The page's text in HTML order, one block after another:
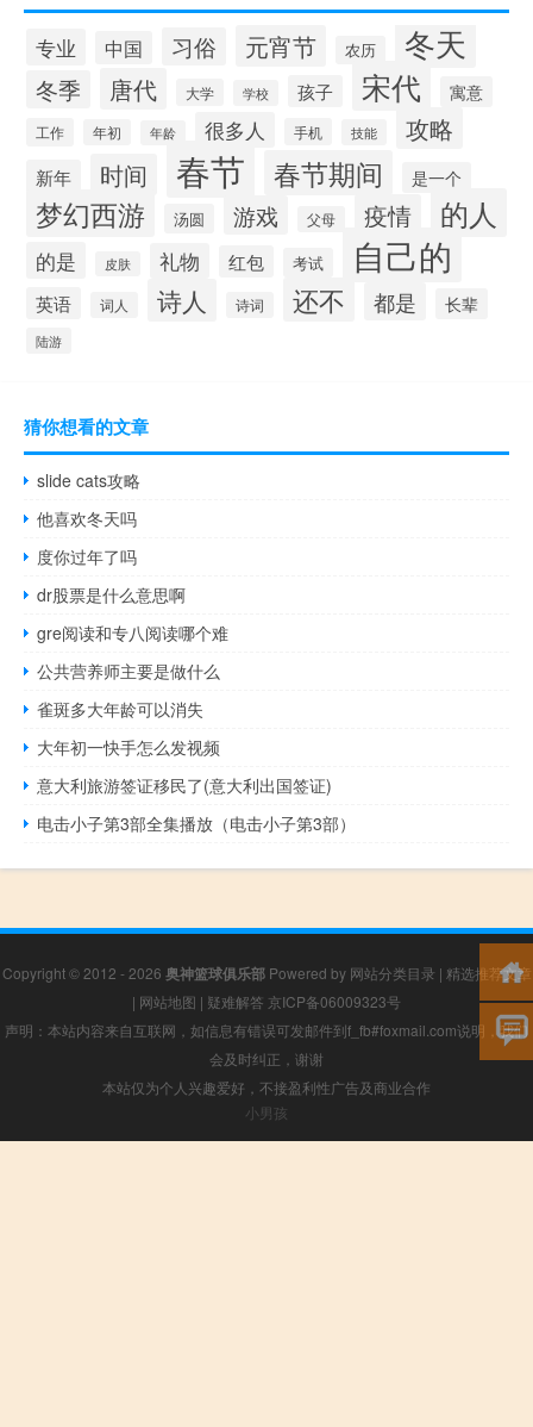
专业 中国 习俗 元宵节 农历 冬天
冬季 唐代 大学 学校 孩子 宋代 寓意
工作 年初 年龄 很多人 手机 技能 攻略
新年 时间 春节 春节期间 是一个
梦幻西游 汤圆 游戏 父母 疫情 的人
的是 皮肤 礼物 红包 考试 自己的
英语 词人 诗人 诗词 还不 都是 长辈
陆游
猜你想看的文章
slide cats攻略
他喜欢冬天吗
度你过年了吗
dr股票是什么意思啊
gre阅读和专八阅读哪个难
公共营养师主要是做什么
雀斑多大年龄可以消失
大年初一快手怎么发视频
意大利旅游签证移民了(意大利出国签证)
电击小子第3部全集播放（电击小子第3部）
Copyright © 2012 - 2026 奥神篮球俱乐部Powered by 网站分类目录 | 精选推荐文章
| 网站地图 | 疑难解答 京ICP备06009323号
声明：本站内容来自互联网，如信息有错误可发邮件到f_fb#foxmail.com说明，我们
会及时纠正，谢谢
本站仅为个人兴趣爱好，不接盈利性广告及商业合作
小男孩